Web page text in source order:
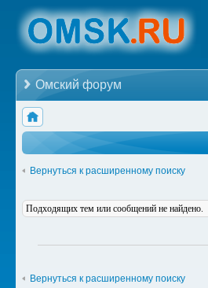
Омский форум
Вернуться к расширенному поиску
Подходящих тем или сообщений не найдено.
Вернуться к расширенному поиску